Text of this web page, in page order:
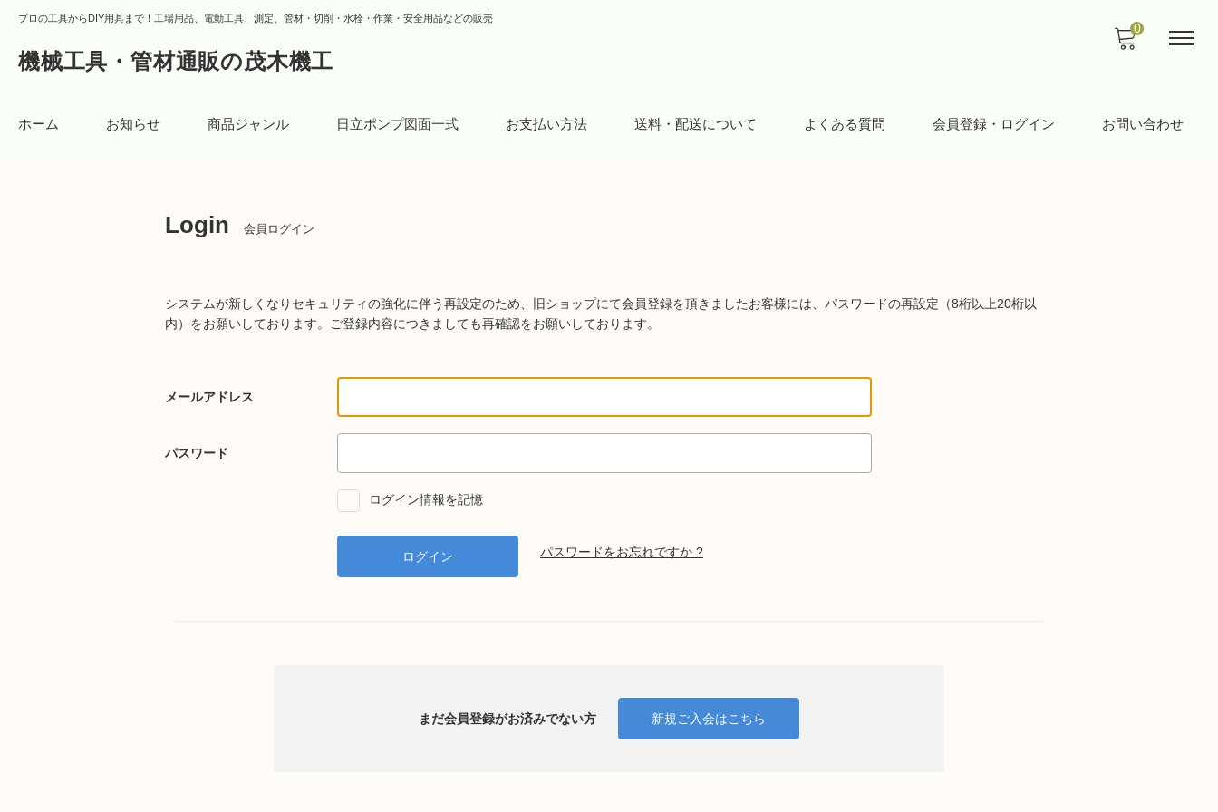
プロの工具からDIY用具まで！工場用品、電動工具、測定、管材・切削・水栓・作業・安全用品などの販売
機械工具・管材通販の茂木機工
ホーム お知らせ 商品ジャンル 日立ポンプ図面一式 お支払い方法 送料・配送について よくある質問 会員登録・ログイン お問い合わせ
0
Login 会員ログイン
システムが新しくなりセキュリティの強化に伴う再設定のため、旧ショップにて会員登録を頂きましたお客様には、パスワードの再設定（8桁以上20桁以
内）をお願いしております。
ご登録内容につきましても再確認をお願いしております。
メールアドレス
パスワード
ログイン情報を記憶
パスワードをお忘れですか ?
まだ会員登録がお済みでない方 新規ご入会はこちら